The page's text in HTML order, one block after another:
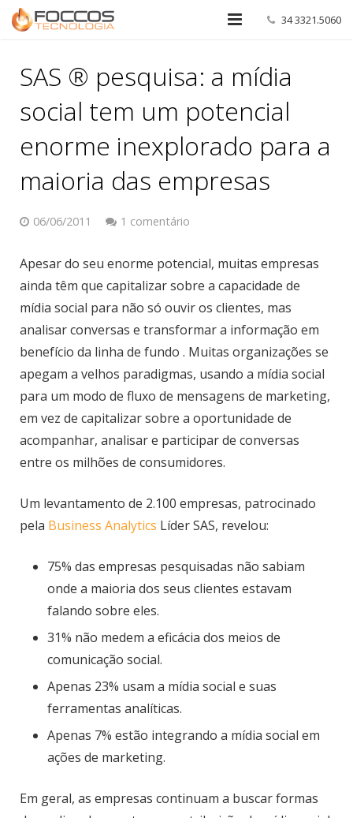
34 3321.5060
SAS ® pesquisa: a mídia
social tem um potencial
enorme inexplorado para a
maioria das empresas
06/06/2011 1 comentário
Apesar do seu enorme potencial, muitas empresas
ainda têm que capitalizar sobre a capacidade de
mídia social para não só ouvir os clientes, mas
analisar conversas e transformar a informação em
benefício da linha de fundo . Muitas organizações se
apegam a velhos paradigmas, usando a mídia social
para um modo de fluxo de mensagens de marketing,
em vez de capitalizar sobre a oportunidade de
acompanhar, analisar e participar de conversas
entre os milhões de consumidores.
Um levantamento de 2.100 empresas, patrocinado
pela Business Analytics Líder SAS, revelou:
75% das empresas pesquisadas não sabiam
onde a maioria dos seus clientes estavam
falando sobre eles.
31% não medem a eficácia dos meios de
comunicação social.
Apenas 23% usam a mídia social e suas
ferramentas analíticas.
Apenas 7% estão integrando a mídia social em
ações de marketing.
Em geral, as empresas continuam a buscar formas